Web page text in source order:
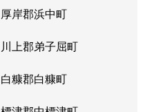
厚岸郡浜中町
川上郡弟子屈町
白糠郡白糠町